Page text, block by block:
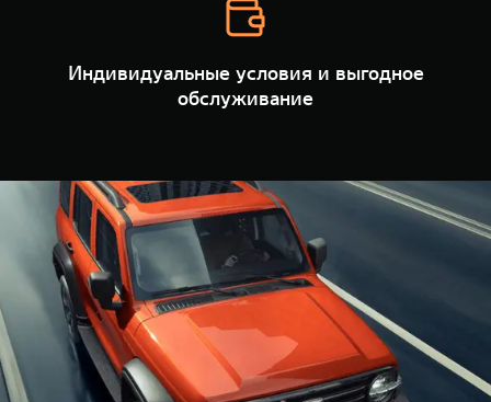
Расширяя границы комфорта
от 6 149 000 ₽
Эстетика
от 5 699
Индивидуальные условия и выгодное
обслуживание